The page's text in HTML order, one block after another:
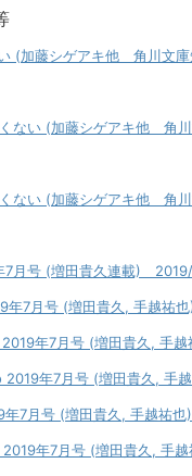
(加藤シゲアキ他 角川文
ない (加藤シゲアキ他 角
ない (加藤シゲアキ他 角
7月号 (増田貴久連載)
年7月号 (増田貴久, 手越祐
年7月号 (増田貴久, 手
2019年7月号 (増田貴久,
年7月号 (増田貴久, 手越祐
2019年7月号 (増田貴久, 手